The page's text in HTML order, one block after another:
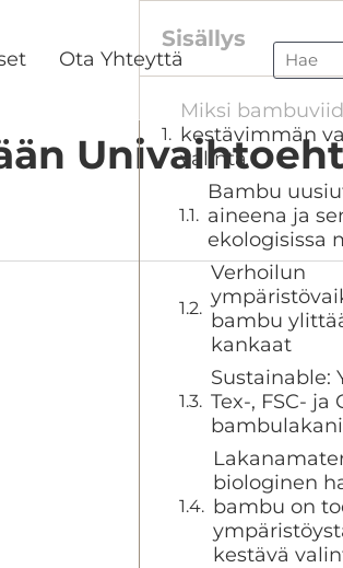
Ota Yhteyttä
Sisällys
Miksi
kestävimmän
valinta
Bambu
aineena ja
ekologisissa
Verhoilun
bambu
kankaat
Sustainable:
Tex-, FSC- ja
biologinen
bambu on
kestävä